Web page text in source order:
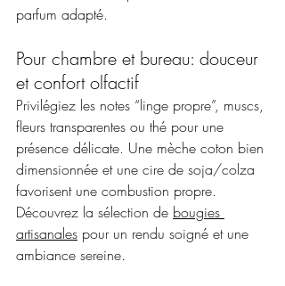
parfum adapté.
Pour chambre et bureau: douceur
et confort olfactif
Privilégiez les notes “linge propre”, muscs,
fleurs transparentes ou thé pour une
présence délicate. Une mèche coton bien
dimensionnée et une cire de soja/colza
favorisent une combustion propre.
Découvrez la sélection de bougies
artisanales pour un rendu soigné et une
ambiance sereine.